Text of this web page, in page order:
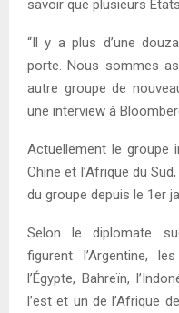
savoir que plusieurs
“Il y a plus d’une
porte. Nous sommes
autre groupe de
une interview à
Actuellement le groupe
Chine et l’Afrique du
du groupe depuis le 1er
Selon le diplomate
figurent l’Argentine,
l’Égypte, Bahreïn,
l’est et un de l’Afrique